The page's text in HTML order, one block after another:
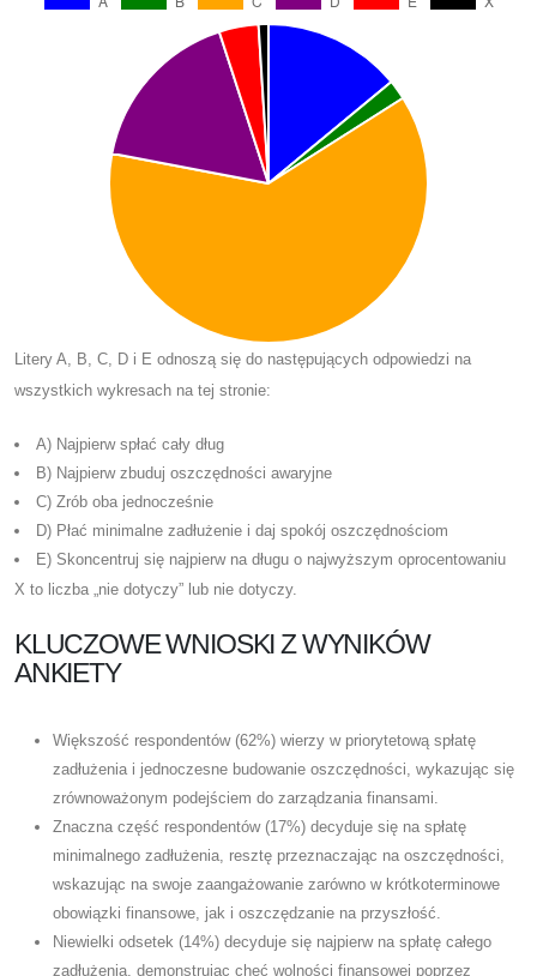
Litery A, B, C, D i E odnoszą się do następujących odpowiedzi na
wszystkich wykresach na tej stronie:
A) Najpierw spłać cały dług
B) Najpierw zbuduj oszczędności awaryjne
C) Zrób oba jednocześnie
D) Płać minimalne zadłużenie i daj spokój oszczędnościom
E) Skoncentruj się najpierw na długu o najwyższym oprocentowaniu
X to liczba „nie dotyczy” lub nie dotyczy.
KLUCZOWE WNIOSKI Z WYNIKÓW
ANKIETY
Większość respondentów (62%) wierzy w priorytetową spłatę
zadłużenia i jednoczesne budowanie oszczędności, wykazując się
zrównoważonym podejściem do zarządzania finansami.
Znaczna część respondentów (17%) decyduje się na spłatę
minimalnego zadłużenia, resztę przeznaczając na oszczędności,
wskazując na swoje zaangażowanie zarówno w krótkoterminowe
obowiązki finansowe, jak i oszczędzanie na przyszłość.
Niewielki odsetek (14%) decyduje się najpierw na spłatę całego
zadłużenia, demonstrując chęć wolności finansowej poprzez